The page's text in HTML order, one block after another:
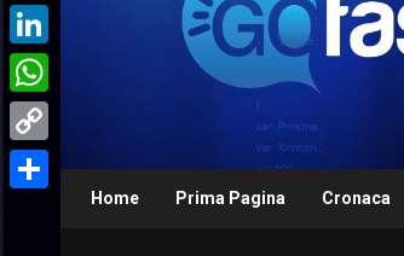
Home Prima Pagina Cronaca
Twitter
LinkedIn
WhatsApp
Copy